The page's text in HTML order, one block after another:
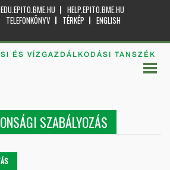
EDU.EPITO.BME.HU
HELP.EPITO.BME.HU
TELEFONKÖNYV TÉRKÉP
ENGLISH
ÉS VÍZGAZDÁLKODÁSI TANSZÉK
SZABÁLYOZÁS